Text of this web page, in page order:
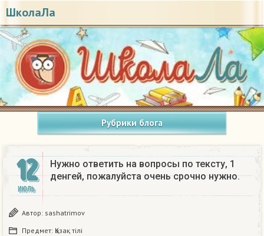
ШколаЛа
Рубрики блога
12
ИЮЛЬ
Нужно ответить на вопросы по тексту, 1
денгей, пожалуйста очень срочно нужно.
Автор: sashatrimov
Предмет: Қазақ тiлi